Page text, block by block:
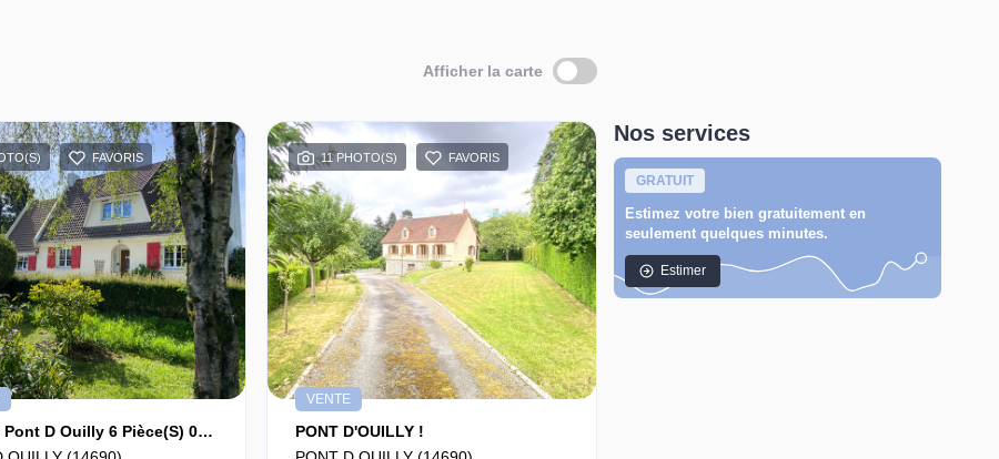
Afficher la carte
FAVORIS
Maison Pont D Ouilly 6 Pièce(s) 0128 M2
11 PHOTO(S) FAVORIS
VENTE
PONT D'OUILLY !
Nos services
GRATUIT
Estimez votre bien gratuitement en
seulement quelques minutes.
Estimer